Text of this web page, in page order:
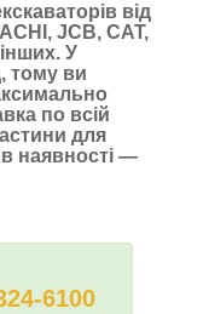
від
JCB, CAT,
У
тому ви
по всій
для
наявності —
6100